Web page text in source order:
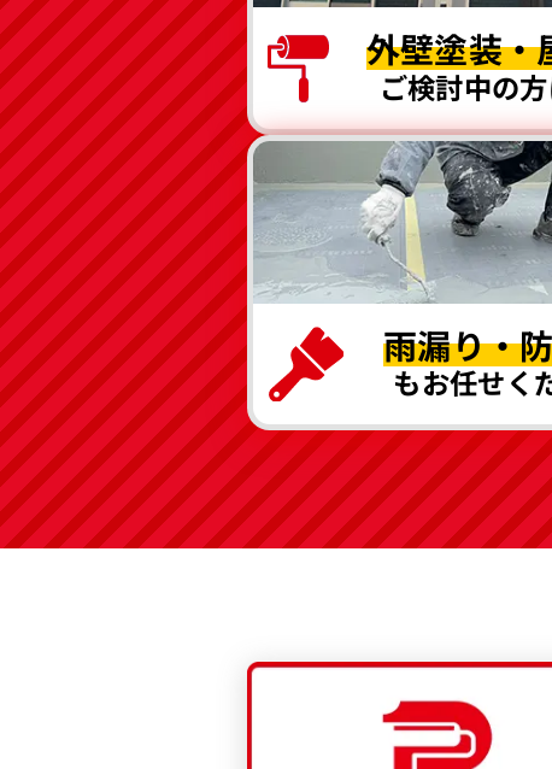
外壁塗装・
ご検討中の
雨漏り・
もお任せく